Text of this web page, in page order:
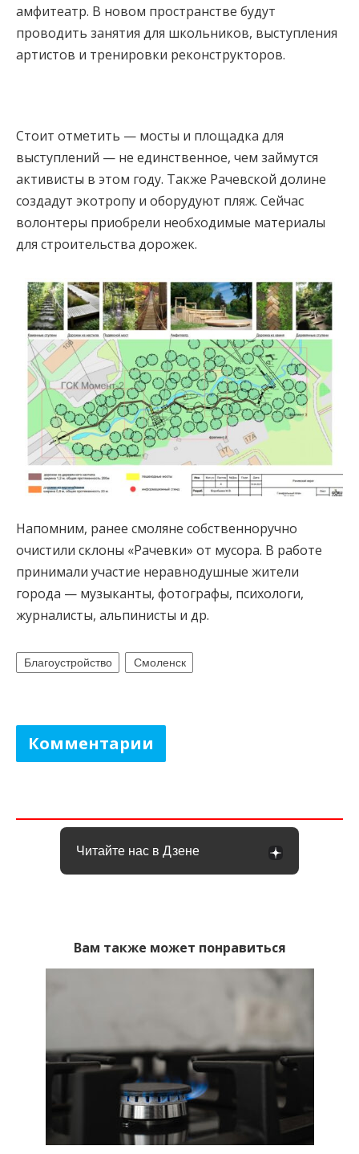
амфитеатр. В новом пространстве будут
проводить занятия для школьников, выступления
артистов и тренировки реконструкторов.
Стоит отметить — мосты и площадка для
выступлений — не единственное, чем займутся
активисты в этом году. Также Рачевской долине
создадут экотропу и оборудуют пляж. Сейчас
волонтеры приобрели необходимые материалы
для строительства дорожек.
Напомним, ранее смоляне собственноручно
очистили склоны «Рачевки» от мусора. В работе
принимали участие неравнодушные жители
города — музыканты, фотографы, психологи,
журналисты, альпинисты и др.
Благоустройство Смоленск
Комментарии
Читайте нас в Дзене
Вам также может понравиться